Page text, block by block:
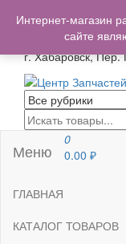
г. Хабаровск,
Центр Запчастей
Запчасти для авто,
Хабаровск
Меню
0
0.00 ₽
ГЛАВНАЯ
КАТАЛОГ ТОВАРОВ
Интернет-магазин
сайте